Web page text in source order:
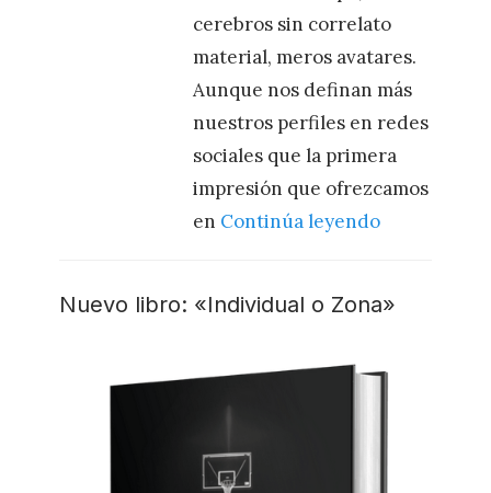
cerebros sin correlato
material, meros avatares.
Aunque nos definan más
nuestros perfiles en redes
sociales que la primera
impresión que ofrezcamos
en Continúa leyendo
Nuevo libro: «Individual o Zona»